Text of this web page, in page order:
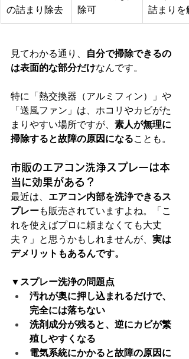
の詰まり除去
除可
詰まりを
見てわかる通り、
自分で掃除できるの
は表面的な部分だけなんです。
特に「熱交換器（アルミフィン）」や
「送風ファン」は、ホコリやカビがた
まりやすい場所ですが、 素人が無理に
掃除すると故障の原因になることも。
市販のエアコン洗浄スプレーは本
当に効果がある？
最近は、 エアコン内部を洗浄できるス
プレーも販売されていますよね。「こ
れを使えばプロに頼まなくても大丈
夫？」と思うかもしれませんが、 実は
デメリットもあるんです。
▼スプレー洗浄の問題点
汚れが奥に押し込まれるだけで、
完全には落ちない
洗剤成分が残ると、逆にカビが繁
殖しやすくなる
電気系統にかかると故障の原因に